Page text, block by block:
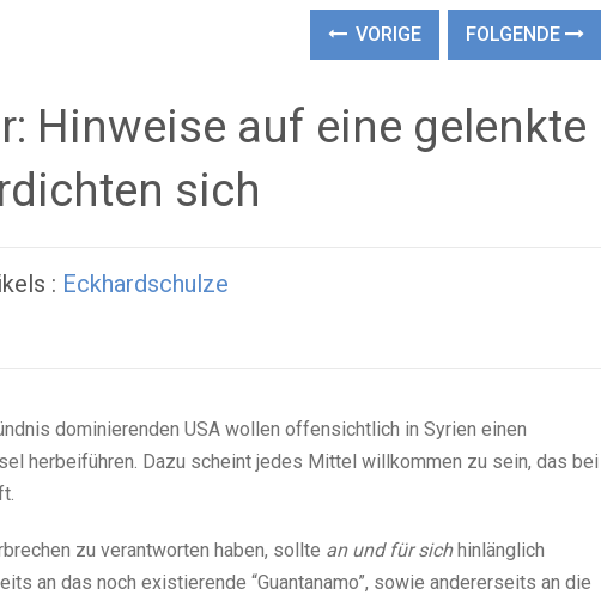
VORIGE FOLGENDE
Hinweise auf eine gelenkte
sich
: Eckhardschulze
dominierenden USA wollen offensichtlich in Syrien einen
herbeiführen. Dazu scheint jedes Mittel willkommen zu sein, das bei
zu verantworten haben, sollte an und für sichhinlänglich
an das noch existierende “Guantanamo”, sowie andererseits an die